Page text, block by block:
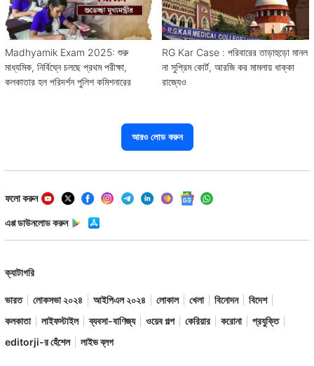
Madhyamik Exam 2025: শুরু
মাধ্যমিক, নির্বিঘ্নে চলছে প্রথম পরীক্ষা,
কলকাতার হল পরিদর্শন পুলিশ কমিশনারের
RG Kar Case : পরিবারের তাড়াহুড়ো মানল
না সুপ্রিম কোর্ট, আরজি কর মামলায় ধাক্কা
রাজ্যেও
আরও লোড করুন
ফলো করুন
এপ্প ডাউনলোড করুন
ক্যাটাগরি
ভারত লোকসভা ২০২৪ আইপিএল ২০২৪ লোকাল খেলা বিনোদন
বিদেশ
কলকাতা
লাইফস্টাইল ব্যবসা-বাণিজ্য ওয়েব গল্প কেরিয়ার করোনা
প্রযুক্তি
editorji-র হেঁশেল
লাইভ ব্লগ